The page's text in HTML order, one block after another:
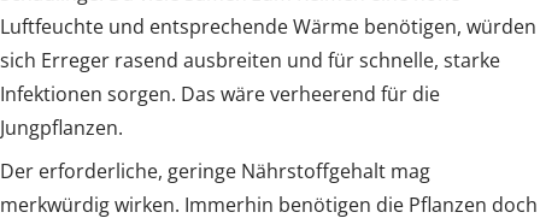
Luftfeuchte und entsprechende Wärme benötigen, würden
sich Erreger rasend ausbreiten und für schnelle, starke
Infektionen sorgen. Das wäre verheerend für die
Jungpflanzen.
Der erforderliche, geringe Nährstoffgehalt mag
merkwürdig wirken. Immerhin benötigen die Pflanzen doch